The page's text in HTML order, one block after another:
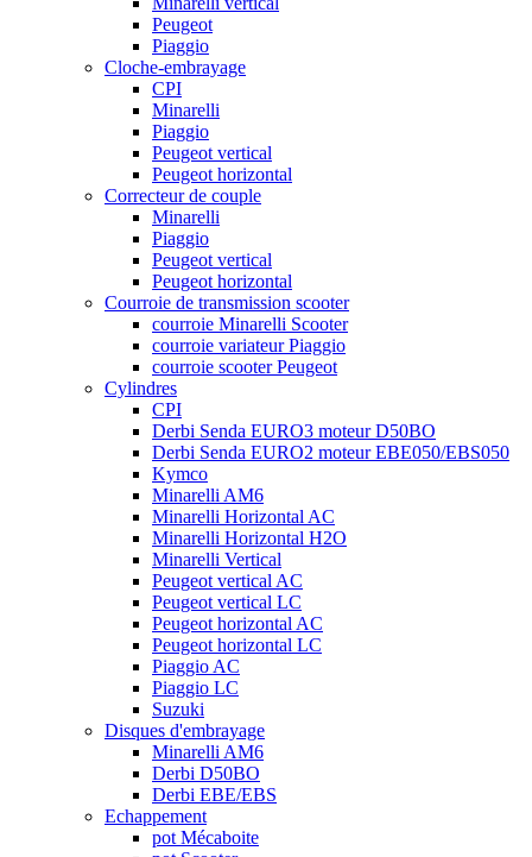
Peugeot
Piaggio
Cloche-embrayage
CPI
Minarelli
Piaggio
Peugeot vertical
Peugeot horizontal
Correcteur de couple
Minarelli
Piaggio
Peugeot vertical
Peugeot horizontal
Courroie de transmission scooter
courroie Minarelli Scooter
courroie variateur Piaggio
courroie scooter Peugeot
Cylindres
CPI
Derbi Senda EURO3 moteur D50BO
Derbi Senda EURO2 moteur EBE050/EBS050
Kymco
Minarelli AM6
Minarelli Horizontal AC
Minarelli Horizontal H2O
Minarelli Vertical
Peugeot vertical AC
Peugeot vertical LC
Peugeot horizontal AC
Peugeot horizontal LC
Piaggio AC
Piaggio LC
Suzuki
Disques d'embrayage
Minarelli AM6
Derbi D50BO
Derbi EBE/EBS
Echappement
pot Mécaboite